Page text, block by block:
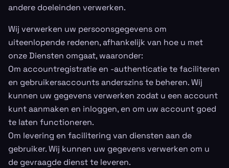
andere doeleinden verwerken.
Wij verwerken uw persoonsgegevens om
uiteenlopende redenen, afhankelijk van hoe u met
onze Diensten omgaat, waaronder:
Om accountregistratie en -authenticatie te faciliteren
en gebruikersaccounts anderszins te beheren. Wij
kunnen uw gegevens verwerken zodat u een account
kunt aanmaken en inloggen, en om uw account goed
te laten functioneren.
Om levering en facilitering van diensten aan de
gebruiker. Wij kunnen uw gegevens verwerken om u
de gevraagde dienst te leveren.